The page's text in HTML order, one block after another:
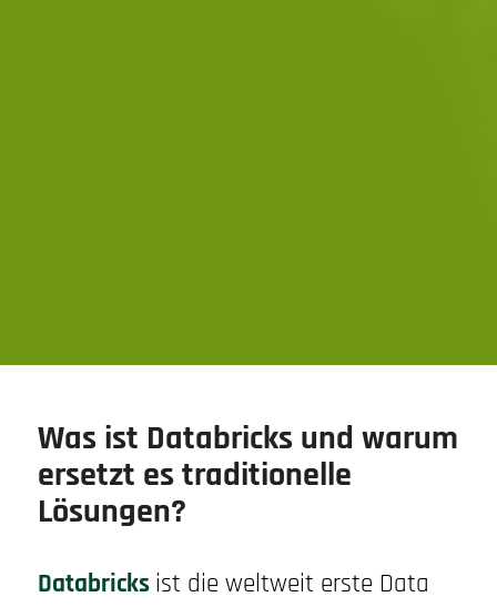
Was ist Databricks und warum
ersetzt es traditionelle
Lösungen?
Databricks ist die weltweit erste Data